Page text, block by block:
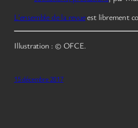
L’ensemble de la revueest librement
Illustration : © OFCE.
15 décembre 2017